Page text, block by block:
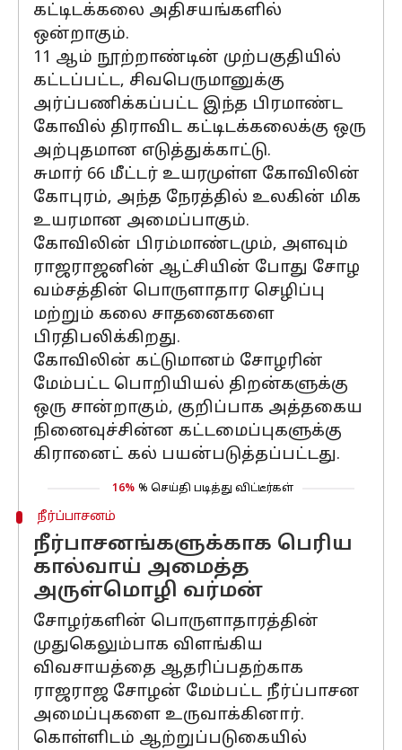
கட்டிடக்கலை அதிசயங்களில்
ஒன்றாகும்.
11 ஆம் நூற்றாண்டின் முற்பகுதியில்
கட்டப்பட்ட, சிவபெருமானுக்கு
அர்ப்பணிக்கப்பட்ட இந்த பிரமாண்ட
கோவில் திராவிட கட்டிடக்கலைக்கு ஒரு
அற்புதமான எடுத்துக்காட்டு.
சுமார் 66 மீட்டர் உயரமுள்ள கோவிலின்
கோபுரம், அந்த நேரத்தில் உலகின் மிக
உயரமான அமைப்பாகும்.
கோவிலின் பிரம்மாண்டமும், அளவும்
ராஜராஜனின் ஆட்சியின் போது சோழ
வம்சத்தின் பொருளாதார செழிப்பு
மற்றும் கலை சாதனைகளை
பிரதிபலிக்கிறது.
கோவிலின் கட்டுமானம் சோழரின்
மேம்பட்ட பொறியியல் திறன்களுக்கு
ஒரு சான்றாகும், குறிப்பாக அத்தகைய
நினைவுச்சின்ன கட்டமைப்புகளுக்கு
கிரானைட் கல் பயன்படுத்தப்பட்டது.
16% % செய்தி படித்து விட்டீர்கள்
நீர்ப்பாசனம்
நீர்பாசனங்களுக்காக பெரிய
கால்வாய் அமைத்த
அருள்மொழி வர்மன்
சோழர்களின் பொருளாதாரத்தின்
முதுகெலும்பாக விளங்கிய
விவசாயத்தை ஆதரிப்பதற்காக
ராஜராஜ சோழன் மேம்பட்ட நீர்ப்பாசன
அமைப்புகளை உருவாக்கினார்.
கொள்ளிடம் ஆற்றுப்படுகையில்